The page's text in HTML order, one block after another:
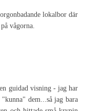
lokalbor där
vågorna.
guidad visning - jag har
dem...så jag bara